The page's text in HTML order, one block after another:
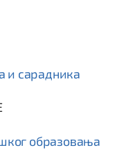
и сарадника
образовања